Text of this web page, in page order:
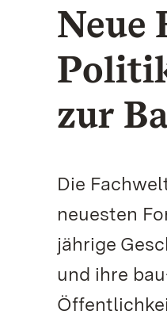
Neue
zur
Die
neuesten
jährige
und ihre